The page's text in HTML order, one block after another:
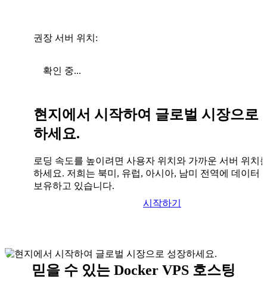
권장 서버 위치:
확인 중...
현지에서 시작하여 글로벌 시장으로
하세요.
로딩 속도를 높이려면 사용자 위치와 가까운 서버 위치
하세요. 저희는 북미, 유럽, 아시아, 남미 전역에 데이터
보유하고 있습니다.
시작하기
믿을 수 있는 Docker VPS 호스팅